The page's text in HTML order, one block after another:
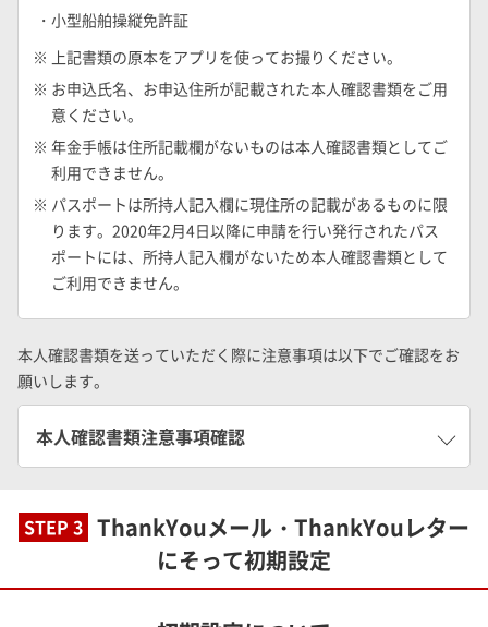
・小型船舶操縦免許証
※ 上記書類の原本をアプリを使ってお撮りください。
※ お申込氏名、お申込住所が記載された本人確認書類をご用
意ください。
※ 年金手帳は住所記載欄がないものは本人確認書類としてご
利用できません。
※ パスポートは所持人記入欄に現住所の記載があるものに限
ります。2020年2月4日以降に申請を行い発行されたパス
ポートには、所持人記入欄がないため本人確認書類として
ご利用できません。
本人確認書類を送っていただく際に注意事項は以下でご確認をお
願いします。
本人確認書類注意事項確認
STEP 3 ThankYouメール・ThankYouレター
にそって初期設定